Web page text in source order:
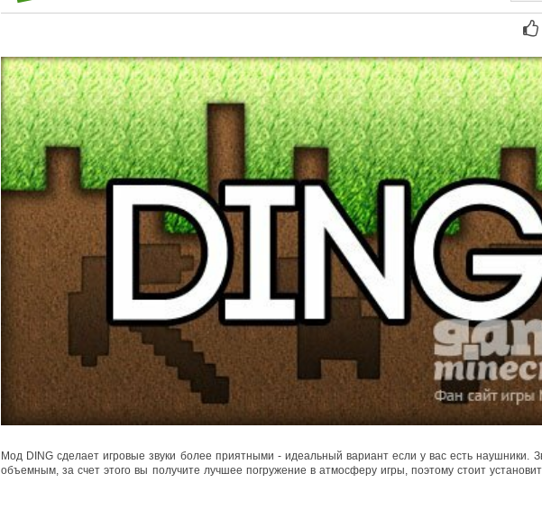
Мод DING сделает игровые звуки более приятными - идеальный вариант если у вас есть наушники.
объемным, за счет этого вы получите лучшее погружение в атмосферу игры, поэтому стоит